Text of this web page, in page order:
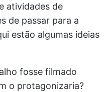
atividades de
de passar para a
estão algumas ideias
fosse filmado
o protagonizaria?